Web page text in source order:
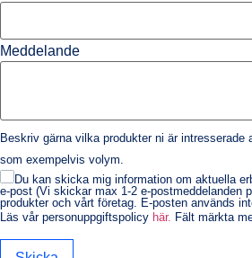
Meddelande
Beskriv gärna vilka produkter ni är intresserade
som exempelvis volym.
Du kan skicka mig information om aktuella
e-post (Vi skickar max 1-2 e-postmeddelanden
produkter och vårt företag. E-posten används
Läs vår personuppgiftspolicy här. Fält märkta